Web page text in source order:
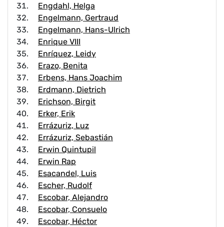
Engdahl, Helga
Engelmann, Gertraud
Engelmann, Hans-Ulrich
Enrique VIII
Enríquez, Leidy
Erazo, Benita
Erbens, Hans Joachim
Erdmann, Dietrich
Erichson, Birgit
Erker, Erik
Errázuriz, Luz
Errázuriz, Sebastián
Erwin Quintupil
Erwin Rap
Esacandel, Luis
Escher, Rudolf
Escobar, Alejandro
Escobar, Consuelo
Escobar, Héctor